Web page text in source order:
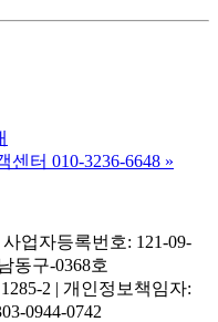
터 010-3236-6648 »
업자등록번호: 121-09-
동구-0368호
2 | 개인정보책임자:
0944-0742